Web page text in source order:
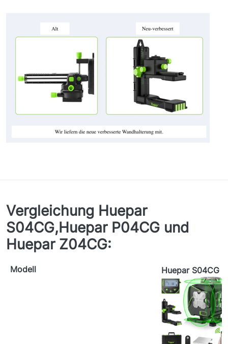
Vergleichung Huepar
S04CG,Huepar P04CG und
Huepar Z04CG:
Modell Huepar S04CG